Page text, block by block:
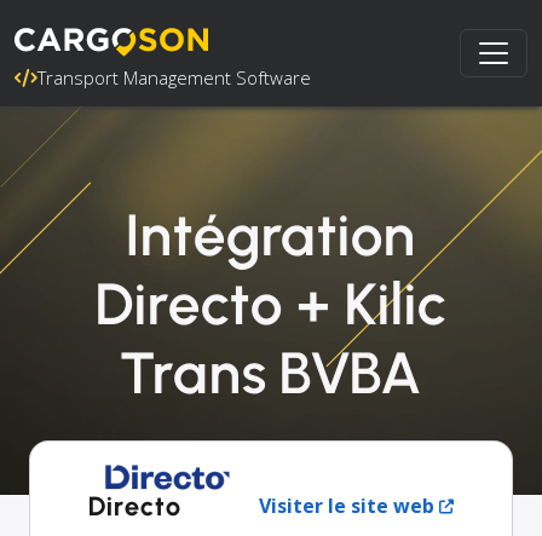
Transport Management Software
Intégration
Directo + Kilic
Trans BVBA
Directo Visiter le site web